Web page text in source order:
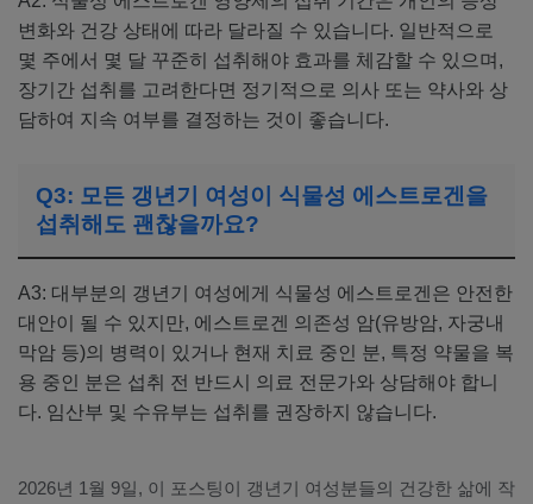
변화와 건강 상태에 따라 달라질 수 있습니다. 일반적으로
몇 주에서 몇 달 꾸준히 섭취해야 효과를 체감할 수 있으며,
장기간 섭취를 고려한다면 정기적으로 의사 또는 약사와 상
담하여 지속 여부를 결정하는 것이 좋습니다.
Q3: 모든 갱년기 여성이 식물성 에스트로겐을
섭취해도 괜찮을까요?
A3: 대부분의 갱년기 여성에게 식물성 에스트로겐은 안전한
대안이 될 수 있지만, 에스트로겐 의존성 암(유방암, 자궁내
막암 등)의 병력이 있거나 현재 치료 중인 분, 특정 약물을 복
용 중인 분은 섭취 전 반드시 의료 전문가와 상담해야 합니
다. 임산부 및 수유부는 섭취를 권장하지 않습니다.
2026년 1월 9일, 이 포스팅이 갱년기 여성분들의 건강한 삶에 작